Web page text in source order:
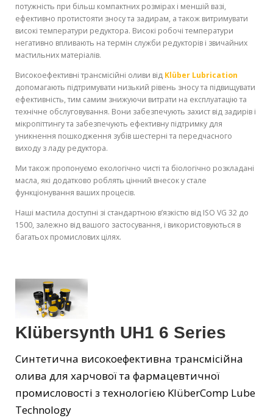
потужність при більш компактних розмірах і меншій вазі,
ефективно протистояти зносу та задирам, а також витримувати
високі температури редуктора. Високі робочі температури
негативно впливають на термін служби редукторів і звичайних
мастильних матеріалів.
Високоефективні трансмісійні оливи від Klüber Lubrication
допомагають підтримувати низький рівень зносу та підвищувати
ефективність, тим самим знижуючи витрати на експлуатацію та
технічне обслуговування. Вони забезпечують захист від задирів і
мікропіттингу та забезпечують ефективну підтримку для
уникнення пошкодження зубів шестерні та передчасного
виходу з ладу редуктора.
Ми також пропонуємо екологічно чисті та біологічно розкладані
масла, які додатково роблять цінний внесок у стале
функціонування ваших процесів.
Наші мастила доступні зі стандартною в’язкістю від ISO VG 32 до
1500, залежно від вашого застосування, і використовуються в
багатьох промислових цілях.
Klübersynth UH1 6 Series
Синтетична високоефективна трансмісійна
олива для харчової та фармацевтичної
промисловості з технологією KlüberComp Lube
Technology